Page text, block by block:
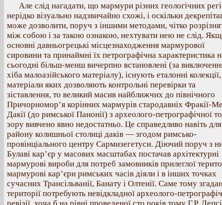
Але слід нагадати, що мармури різних геологічних
нерідко візуально надзвичайно схожі, і оскільки
може дозволити, поруч з іншими методами, чітко
між собою і за такою ознакою, нехтувати нею не слід.
основні давньогрецькі місцезнаходження мармурової
сировини та принаймні їх петрографічна характеристика
сьогодні більш-менш вичерпно встановлені (за
хіба малоазійського матеріалу), існують еталонні колекції,
матеріали яких дозволяють контрольні перевірки та
зіставлення, то великий масив найближчих до північного
Причорномор’я корінних мармурів стародавніх Фракії-
Дакії (до римської Панонії) з археолого-петрографічної
зору вивчено явно недостатньо. Це справедливо навіть для
району колишньої столиці даків — згодом римсько-
провінціального центру Сармизегетуси. Діючий поруч з
Булаві кар’єр у масових масштабах постачав архітектурні
мармурові вироби для потреб замовників прилеглої
мармурові кар’єри римських часів діяли і в інших точках
сучасних Трансільванії, Банату і Олтенії. Саме тому
території потребують невідкладної археолого-